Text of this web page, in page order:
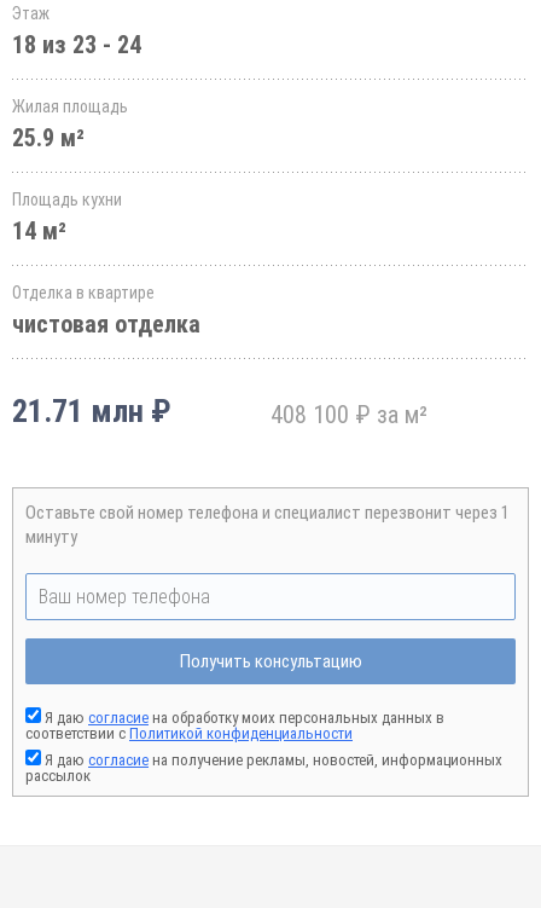
Этаж
18 из 23 - 24
Жилая площадь
25.9 м²
Площадь кухни
14 м²
Отделка в квартире
чистовая отделка
21.71 млн ₽ 408 100 ₽ за м²
Оставьте свой номер телефона и специалист перезвонит через 1
минуту
Получить консультацию
Я даю согласие на обработку моих персональных данных в
соответствии с Политикой конфиденциальности
Я даю согласие на получение рекламы, новостей, информационных
рассылок